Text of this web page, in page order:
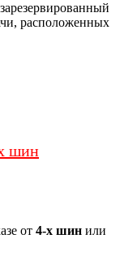
расположенных
шин
от 4-х шин или